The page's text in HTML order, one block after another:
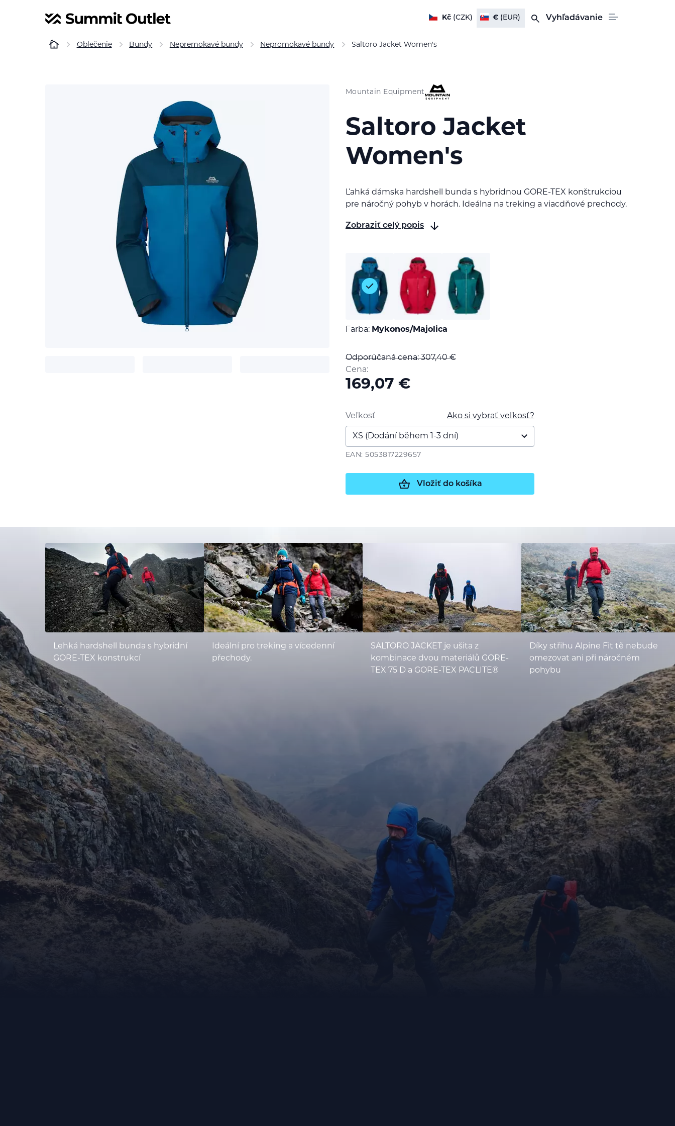
Kč(CZK) € (EUR) Vyhľadávanie
Oblečenie Bundy Nepremokavé bundy Nepromokavé bundy Saltoro Jacket Women's
Mountain Equipment
Saltoro Jacket
Women's
Ľahká dámska hardshell bunda s hybridnou GORE-TEX konštrukciou
pre náročný pohyb v horách. Ideálna na treking a viacdňové prechody.
Zobraziť celý popis
Farba: Mykonos/Majolica
Odporúčaná cena: 307,40€
Cena:
169,07 €
Ako si vybrať veľkosť?
Veľkosť
EAN: 5053817229657
Vložiť do košíka
Lehká hardshell bunda s hybridní
GORE-TEX konstrukcí
Ideální pro treking a vícedenní
přechody.
SALTORO JACKET je ušita z
kombinace dvou materiálů GORE-
TEX 75 D a GORE-TEX PACLITE®
Díky střihu Alpine Fit tě nebude
omezovat ani při náročném
pohybu